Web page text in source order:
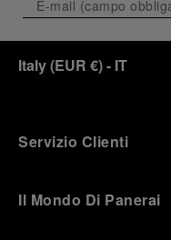
Italy(EUR €)- IT
Servizio Clienti
Il Mondo Di Panerai